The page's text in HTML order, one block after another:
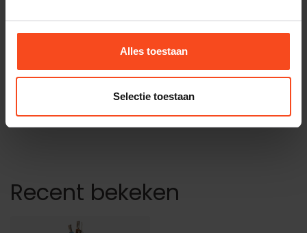
Alles toestaan
Selectie toestaan
SUPRA CABLES
apparaatstekker
Recent bekeken